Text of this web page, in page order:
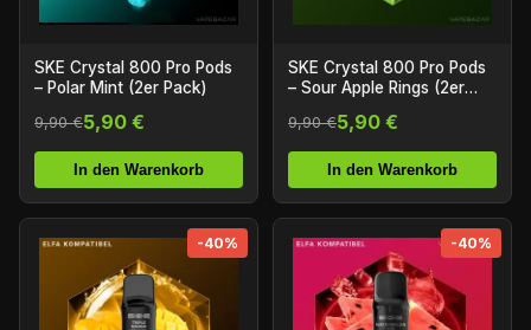
SKE Crystal 800 Pro Pods
– Polar Mint (2er Pack)
9,90 €5,90 €
In den Warenkorb
SKE Crystal 800 Pro Pods
– Sour Apple Rings (2er
9,90 €5,90 €
In den Warenkorb
-40% -40%